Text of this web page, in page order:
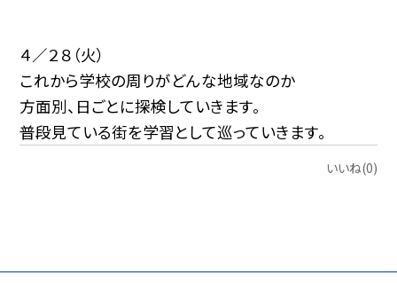
４／２８（火）
これから学校の周りがどんな地域なのか
方面別、日ごとに探検していきます。
普段見ている街を学習として巡っていきます。
いいね(0)